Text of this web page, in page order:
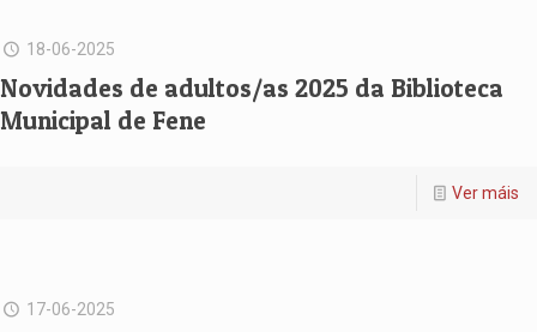
18-06-2025
Novidades de adultos/as 2025 da Biblioteca
Municipal de Fene
Ver máis
17-06-2025